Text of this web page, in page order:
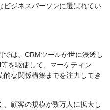
ビジネスパーソンに選ばれてい
では、CRMツールが世に浸透し
を駆使して、マーケティン
な関係構築までを注力してき
、顧客の規模が数万人に拡大し